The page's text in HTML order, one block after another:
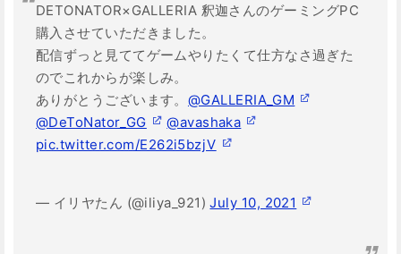
DETONATOR×GALLERIA 釈迦さんのゲーミングPC
購入させていただきました。
配信ずっと見ててゲームやりたくて仕方なさ過ぎた
のでこれからが楽しみ。
ありがとうございます。 @GALLERIA_GM
@DeToNator_GG
@avashaka
pic.twitter.com/E262i5bzjV
— イリヤたん (@iliya_921)July 10, 2021